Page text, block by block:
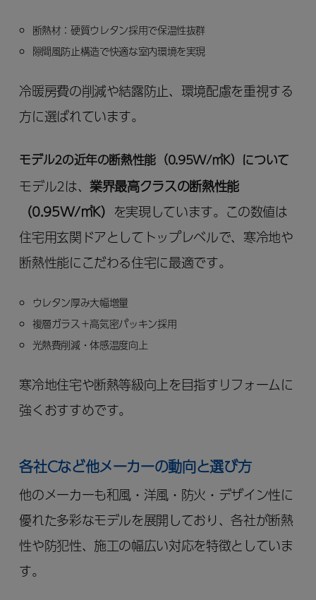
断熱材：硬質ウレタン採用で保温性抜群
隙間風防止構造で快適な室内環境を実現
冷暖房費の削減や結露防止、環境配慮を重視する
方に選ばれています。
モデル2の近年の断熱性能（0.95W/㎡K）について
モデル2は、業界最高クラスの断熱性能
（0.95W/㎡K） を実現しています。この数値は
住宅用玄関ドアとしてトップレベルで、寒冷地や
断熱性能にこだわる住宅に最適です。
ウレタン厚み大幅増量
複層ガラス＋高気密パッキン採用
光熱費削減・体感温度向上
寒冷地住宅や断熱等級向上を目指すリフォームに
強くおすすめです。
各社Cなど他メーカーの動向と選び方
他のメーカーも和風・洋風・防火・デザイン性に
優れた多彩なモデルを展開しており、各社が断熱
性や防犯性、施工の幅広い対応を特徴としていま
す。